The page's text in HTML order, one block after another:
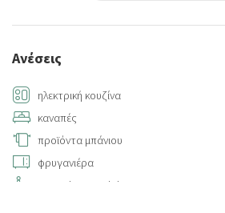
Ανέσεις
ηλεκτρική κουζίνα
καναπές
προϊόντα μπάνιου
φρυγανιέρα
Limited Accessibility